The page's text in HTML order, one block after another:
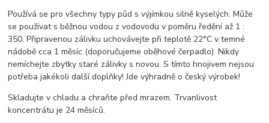
Používá se pro všechny typy půd s výjímkou silně kyselých. Může
se používat s běžnou vodou z vodovodu v poměru ředění až 1 :
350. Připravenou zálivku uchovávejte při teplotě 22°C v temné
nádobě cca 1 měsíc (doporučujeme oběhové čerpadlo). Nikdy
nemíchejte zbytky staré zálivky s novou. S tímto hnojivem nejsou
potřeba jakékoli další doplňky! Jde výhradně o český výrobek!
Skladujte v chladu a chraňte před mrazem. Trvanlivost
koncentrátu je 24 měsíců.